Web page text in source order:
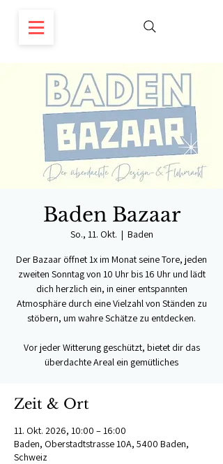
Baden Bazaar
So., 11. Okt.
  |
Baden
Der Bazaar öffnet 1x im Monat seine Tore, jeden
zweiten Sonntag von 10 Uhr bis 16 Uhr und lädt
dich herzlich ein, in einer entspannten
Atmosphäre durch eine Vielzahl von Ständen zu
stöbern, um wahre Schätze zu entdecken.
Vor jeder Witterung geschützt, bietet dir das
überdachte Areal ein gemütliches
Zeit & Ort
11. Okt. 2026, 10:00 – 16:00
Baden, Oberstadtstrasse 10A, 5400 Baden,
Schweiz